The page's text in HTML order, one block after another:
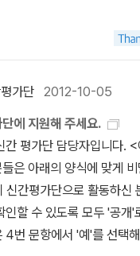
정에서 느꼈던 생각들이
시 사랑의 마음을 엿 볼 수
는 것, 사람들이 죽어가는
음보다 인간에게 중요한
때는 그리도 좋아했던
져 가는 시.이 책을 읽으면
시들에는 내 젊은 날의 추
아있는 감성을 발견한다. '
살기를 꿈꾼 적이 여러 번
는지는 정확하지 않지만
름다운 삶일 것이라고 생각
단 말인가. 물론 그렇지는
라는 것은 작든 크든 있게
혀 있게 마련이다. 내가
서도 좀 작게, 조그맣게
나 그것이 저 도잠의 귀거
은 쉬운 일이 아니요 어
더 큰 사회적인 의미망 속
감하고 정서적인 나눔이
시를 보고 있자니 역시 그
시집을 전혀 사지 않았다
만 아니라 요즘 사람들이
는 할 수 없겠지만 ‘거의
이다. 이 책 프롤로그에 나
하고 읽지를 않는다는 사
정이야 있겠지만 시를 읽
럴거라는 생각이 드는 것
시 자판과 휴대폰이 쉴 틈
말11기 신간평가단 에세
.바쁘신 중에도 서평기간
. 문자를 보내시거나 글을
난 시간인데도 업무를 보
책을 편안하게 읽을 수
을 통해서 많은 독자들이
다는 생각을 해 봅니다. 4.
에 책은 받고 서평을 남겨
동안 12권의 책을 받으시
니다.파트장으로서 그분
사가 결코 거짓이 아니었다
두었다면 크게 후회할 뻔했
회하진 않았을까? 여하튼
심에 휩쓸렸다. 20여 명의
렇다고 가볍게 읽기에는 다
고 황당한 이야기가 끊임
한 시간을 만끽하였다. '
무언가)소설은 한참을
신의 인생에서 관광객이
를 바라보며 관찰하게 합
한 심연의 세상을. 그런데
가단 2012-10-05
에 지원해 주세요.
간 평가단 담당자입니다.
은 아래의 양식에 맞게
신간평가단으로 활동하신
인할 수 있도록 모두 '공개
4번 문항에서 '예'를 선택